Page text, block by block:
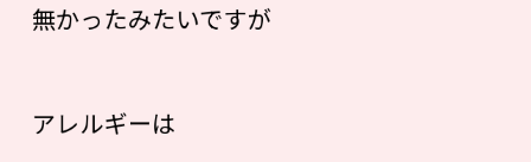
無かったみたいですが
アレルギーは